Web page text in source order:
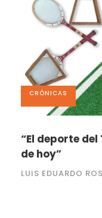
CRÓNICAS
“El deporte
de hoy”
LUIS EDUARDO ROS